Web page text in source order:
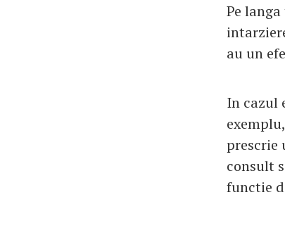
Pe
au un
In cazul
prescrie
consult
functie